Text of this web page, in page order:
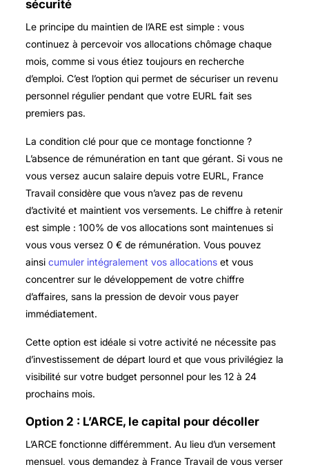
sécurité
Le principe du maintien de l’ARE est simple : vous
continuez à percevoir vos allocations chômage chaque
mois, comme si vous étiez toujours en recherche
d’emploi. C’est l’option qui permet de sécuriser un revenu
personnel régulier pendant que votre EURL fait ses
premiers pas.
La condition clé pour que ce montage fonctionne ?
L’absence de rémunération en tant que gérant. Si vous ne
vous versez aucun salaire depuis votre EURL, France
Travail considère que vous n’avez pas de revenu
d’activité et maintient vos versements. Le chiffre à retenir
est simple : 100% de vos allocations sont maintenues si
vous vous versez 0 € de rémunération. Vous pouvez
ainsi cumuler intégralement vos allocationset vous
concentrer sur le développement de votre chiffre
d’affaires, sans la pression de devoir vous payer
immédiatement.
Cette option est idéale si votre activité ne nécessite pas
d’investissement de départ lourd et que vous privilégiez la
visibilité sur votre budget personnel pour les 12 à 24
prochains mois.
Option 2 : L’ARCE, le capital pour décoller
L’ARCE fonctionne différemment. Au lieu d’un versement
mensuel, vous demandez à France Travail de vous verser